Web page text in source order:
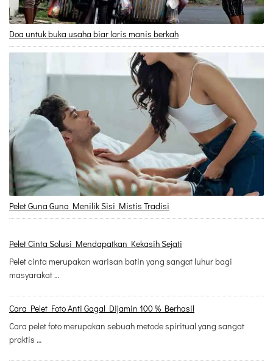
Doa untuk buka usaha biar laris manis berkah
Pelet Guna Guna Menilik Sisi Mistis Tradisi
Pelet Cinta Solusi Mendapatkan Kekasih Sejati
Pelet cinta merupakan warisan batin yang sangat luhur bagi
masyarakat …
Cara Pelet Foto Anti Gagal Dijamin 100 % Berhasil
Cara pelet foto merupakan sebuah metode spiritual yang sangat
praktis …